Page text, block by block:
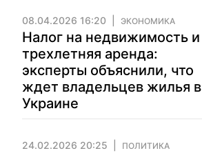
08.04.2026 16:20 ЭКОНОМИКА
Налог на недвижимость и
трехлетняя аренда:
эксперты объяснили, что
ждет владельцев жилья в
Украине
24.02.2026 20:25 ПОЛИТИКА